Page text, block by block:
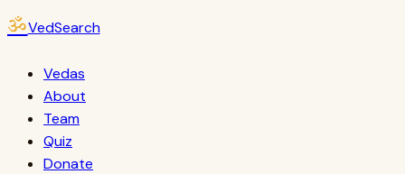
ॐVedSearch
Vedas
About
Team
Quiz
Donate